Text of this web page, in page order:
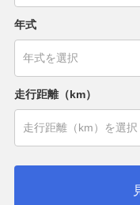
年式
走行距離（km）